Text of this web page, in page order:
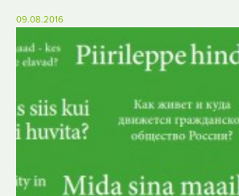
09.08.2016